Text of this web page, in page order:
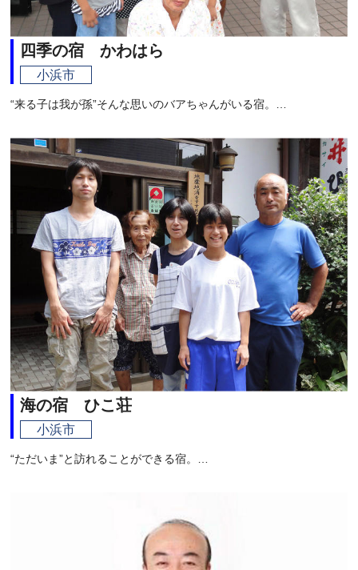
四季の宿 かわはら
小浜市
“来る子は我が孫”そんな思いのバアちゃんがいる宿。…
海の宿 ひこ荘
小浜市
“ただいま”と訪れることができる宿。…